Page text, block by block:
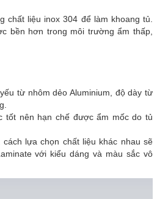
chất liệu inox 304 để làm khoang tủ.
bền hơn trong môi trường ẩm thấp,
từ nhôm dẻo Aluminium, độ dày từ
tốt nên hạn chế được ẩm mốc do tủ
lựa chọn chất liệu khác nhau sẽ
với kiểu dáng và màu sắc vô